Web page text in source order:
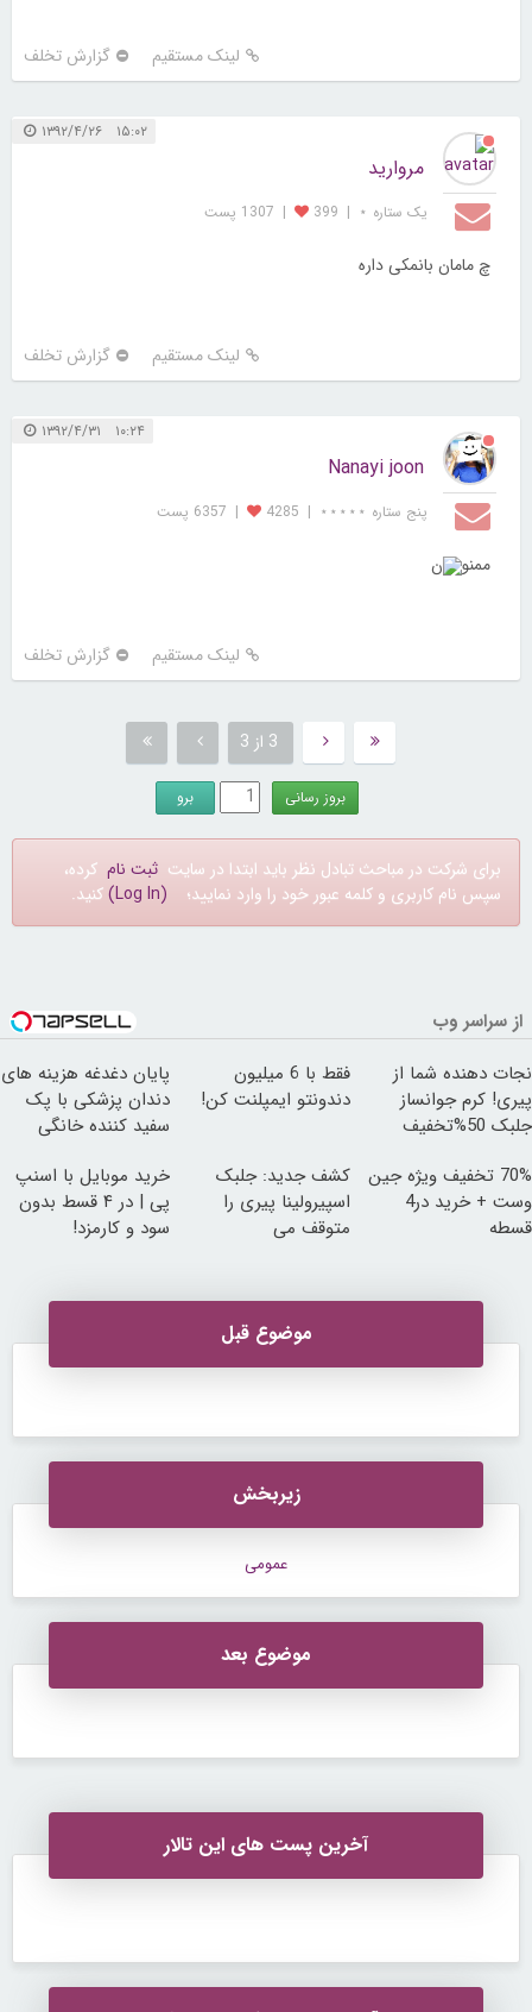
لینک مستقیم گزارش تخلف
۱۵:۰۲ ۱۳۹۲/۴/۲۶
مروارید
یک ستاره ⋆ |
399
| 1307 پست
چ مامان بانمکی داره
لینک مستقیم گزارش تخلف
۱۰:۲۴ ۱۳۹۲/۴/۳۱
Nanayi joon
پنج ستاره ⋆⋆⋆⋆⋆ |
4285
| 6357 پست
ممنو ن
لینک مستقیم گزارش تخلف
3 از 3
برای شرکت در مباحث تبادل نظر باید ابتدا در سایت ثبت نام کرده،
سپس نام کاربری و کلمه عبور خود را وارد نمایید؛ (Log In) کنید.
از سراسر وب
نجات دهنده شما از
پیری! کرم جوانساز
جلبک 50%تخفیف
فقط با 6 میلیون
دندونتو ایمپلنت کن!
پایان دغدغه هزینه های
دندان پزشکی با پک
سفید کننده خانگی
70% تخفیف ویژه جین
وست + خرید در4
قسطه
کشف جدید: جلبک
اسپیرولینا پیری را
متوقف می
خرید موبایل با اسنپ
پی | در ۴ قسط بدون
سود و کارمزد!
موضوع قبل
زیربخش
عمومی
موضوع بعد
آخرین پست های این تالار